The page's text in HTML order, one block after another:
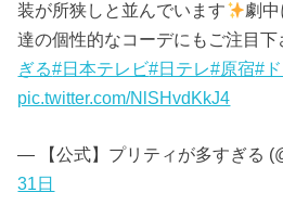
装が所狭しと並んでいます
劇
達の個性的なコーデにもご注目下
ぎる#日本テレビ#日テレ#原宿#
pic.twitter.com/NlSHvdKkJ4
— 【公式】プリティが多すぎる
31日